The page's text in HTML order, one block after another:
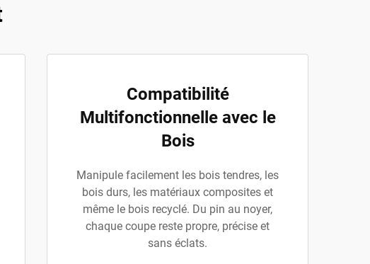
Compatibilité
Multifonctionnelle avec le
Bois
Manipule facilement les bois tendres, les
bois durs, les matériaux composites et
même le bois recyclé. Du pin au noyer,
chaque coupe reste propre, précise et
sans éclats.